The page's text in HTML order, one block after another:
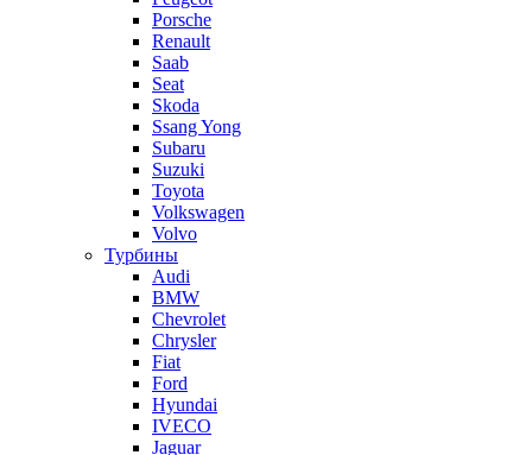
Porsche
Renault
Saab
Seat
Skoda
Ssang Yong
Subaru
Suzuki
Toyota
Volkswagen
Volvo
Турбины
Audi
BMW
Chevrolet
Chrysler
Fiat
Ford
Hyundai
IVECO
Jaguar